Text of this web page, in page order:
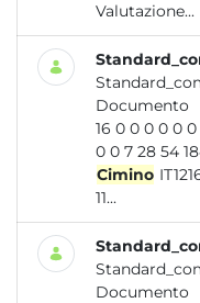
Valutazione...
Documento
16 0 0 0 0 0
Cimino
11...
Documento